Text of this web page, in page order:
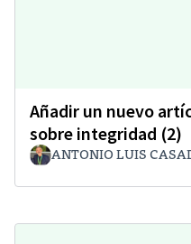
Añadir un nuevo
sobre integridad (2)
ANTONIO LUIS